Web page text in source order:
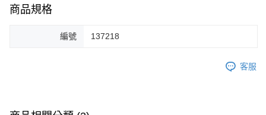
商品規格
編號 137218
客服